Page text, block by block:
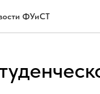
ФУиСТ